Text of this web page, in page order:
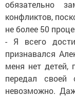
обязательно
конфликтов,
не более 50
- Я всего
признавался
меня нет детей,
передал
невозможно.